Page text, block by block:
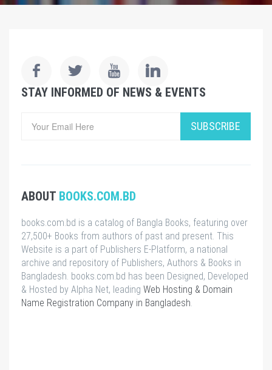
STAY INFORMED OF NEWS & EVENTS
SUBSCRIBE
ABOUT BOOKS.COM.BD
books.com.bd is a catalog of Bangla Books, featuring over
27,500+ Books from authors of past and present. This
Website is a part of Publishers E-Platform, a national
archive and repository of Publishers, Authors & Books in
Bangladesh. books.com.bd has been Designed, Developed
& Hosted by Alpha Net, leading Web Hosting & Domain
Name Registration Company in Bangladesh.